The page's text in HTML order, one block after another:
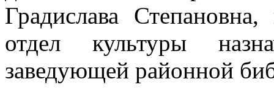
Градислава
отдел культуры
заведующей районной